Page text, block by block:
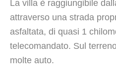
La villa è raggiungibile
attraverso una strada
asfaltata, di quasi 1
telecomandato. Sul
molte auto.